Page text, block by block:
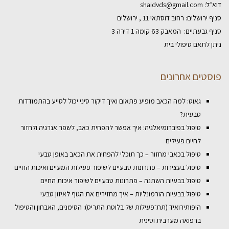
דוא״ל: shaidvds@gmail.com
סניף ירושלים: רחוב דוסתאי 11 , ירושלים
סניף גבעתיים: המאבק 63 קומה 1 דירה 3
ניתן לתאם טיפולי בית
פוסטים אחרונים
גאוט: למה הכאב מופיע פתאום ואיך דיקור סיני יכול לסייע בהתמודדות
טבעית?
טיפול בפיברומיאלגיה: איך אפשר להפחית כאב, לשפר אנרגיה ולחזור
לחיים פעילים
טיפול בכאבי מחזור – כך תוכלי להפחית את הכאב באופן טבעי
טיפול בעצירות – פתרונות טבעיים לשיפור פעילות המעיים ואיכות החיים
טיפול בבעיות השתנה – פתרונות טבעיים לשיפור איכות החיים
טיפול בבעיות הורמונליות – איך מחזירים את הגוף לאיזון טבעי
היפותירואיד (תת־פעילות של בלוטת התריס): הסימנים, האבחון והטיפול
ברפואה מערבית וסינית